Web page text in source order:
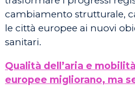
cambiamento strutturale,
le città europee ai nuovi
sanitari.
Qualità dell’aria e
europee migliorano, ma